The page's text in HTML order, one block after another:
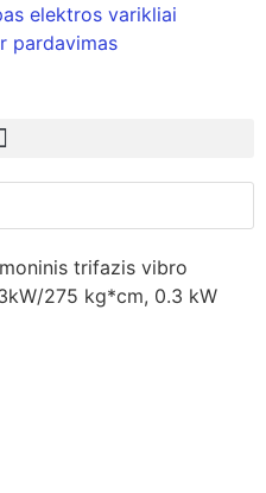
trifazis vibro
275 kg*cm, 0.3 kW